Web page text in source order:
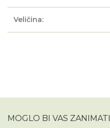
Veličina:
MOGLO BI VAS ZANIMATI